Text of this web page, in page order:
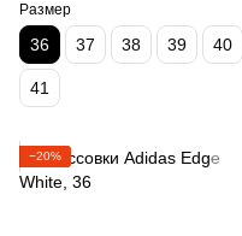
Размер
36 37 38 39 40
41
−20%